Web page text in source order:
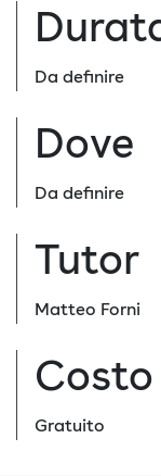
Da definire
Dove
Da definire
Tutor
Matteo Forni
Costo
Gratuito